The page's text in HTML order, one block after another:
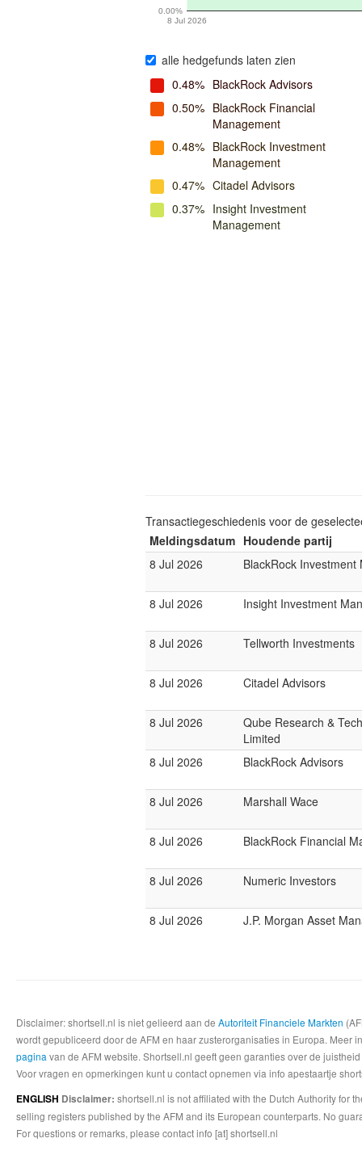
8 Jul 2026
0.00%
alle hedgefunds laten zien
0.48% BlackRock Advisors
0.50% BlackRock Financial
Management
0.48% BlackRock Investment
Management
0.47% Citadel Advisors
0.37% Insight Investment
Management
Transactiegeschiedenis voor de
Meldingsdatum Houdende partij
8 Jul 2026
BlackRock Investment
8 Jul 2026 Insight Investment
8 Jul 2026 Tellworth Investments
8 Jul 2026 Citadel Advisors
8 Jul 2026
Qube Research &
Limited
8 Jul 2026
BlackRock Advisors
8 Jul 2026 Marshall Wace
8 Jul 2026 BlackRock Financial
8 Jul 2026 Numeric Investors
8 Jul 2026 J.P. Morgan Asset
Disclaimer: shortsell.nl is niet gelieerd aan de Autoriteit Financiele Markten
wordt gepubliceerd door de AFM en haar zusterorganisaties in Europa.
pagina van de AFM website. Shortsell.nl geeft geen garanties over de
Voor vragen en opmerkingen kunt u contact opnemen via info apestaartje
ENGLISH Disclaimer: shortsell.nl is not affiliated with the Dutch Authority for
selling registers published by the AFM and its European counterparts. No
For questions or remarks, please contact info [at] shortsell.nl